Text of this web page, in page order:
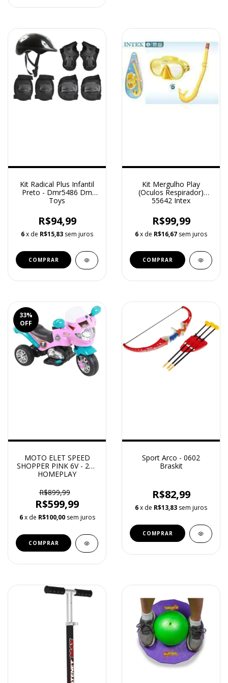
Kit Radical Plus Infantil
Preto - Dmr5486 Dm
Toys
R$94,99
6x de R$15,83 sem juros
Kit Mergulho Play
(Oculos Respirador)
55642 Intex
R$99,99
6x de R$16,67 sem juros
33%
OFF
MOTO ELET SPEED
SHOPPER PINK 6V - 247
HOMEPLAY
R$899,99
R$599,99
6 x de R$100,00 sem juros
Sport Arco - 0602
Braskit
R$82,99
6x de R$13,83 sem juros